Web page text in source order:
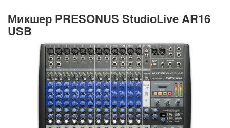
Микшер PRESONUS StudioLive AR16
USB